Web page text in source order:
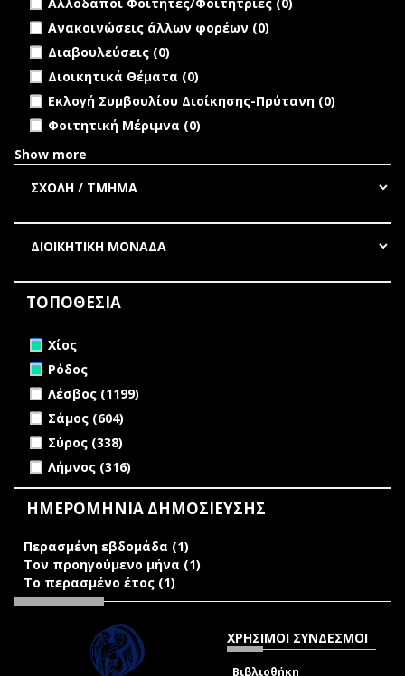
Αλλοδαποί Φοιτητές/Φοιτήτριες (0)
undefined
Ανακοινώσεις άλλων φορέων (0)
undefined
Διαβουλεύσεις (0)
undefined
Διοικητικά Θέματα (0)
undefined
Εκλογή Συμβουλίου Διοίκησης-Πρύτανη (0)
undefined
Φοιτητική Μέριμνα (0)
Show more
ΤΟΠΟΘΕΣΙΑ
Remove Χίος filter
Χίος
Remove Ρόδος filter
Ρόδος
Apply Λέσβος filter
Λέσβος (1199)
Apply Σάμος filter
Σάμος (604)
Apply Σύρος filter
Σύρος (338)
Apply Λήμνος filter
Λήμνος (316)
ΗΜΕΡΟΜΗΝΙΑ ΔΗΜΟΣΙΕΥΣΗΣ
Περασμένη εβδομάδα (1)
filter
Τον προηγούμενο μήνα (1)
Το περασμένο έτος (1)
ΧΡΗΣΙΜΟΙ ΣΥΝΔΕΣΜΟΙ
Βιβλιοθήκη